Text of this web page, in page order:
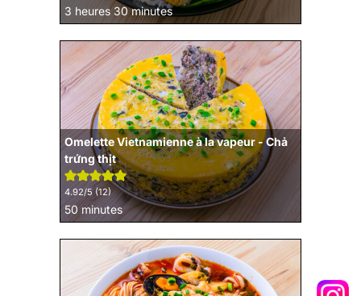
3 heures
heures 30minutes
minutes
Omelette Vietnamienne à la vapeur - Chả
trứng thịt
4.92/5 (12)
50minutes
minutes